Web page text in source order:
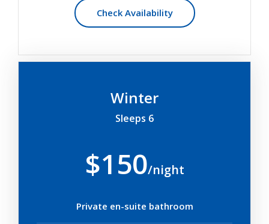
Check Availability
Winter
Sleeps 6
$150/night
Private en-suite bathroom